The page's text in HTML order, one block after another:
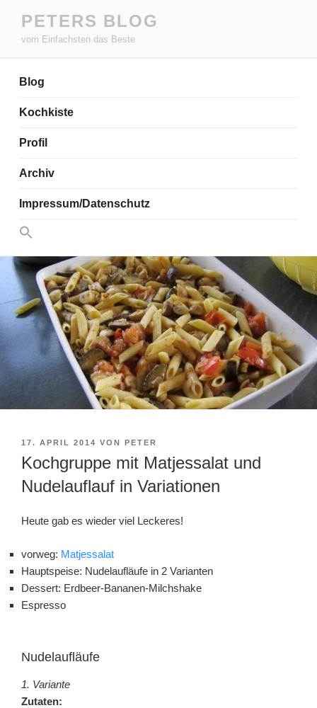
Inhalt
springen
PETERS BLOG
vom Einfachsten das Beste
Blog
Kochkiste
Profil
Archiv
Impressum/Datenschutz
Search
for:
VERÖFFENTLICHT
17. APRIL 2014 VON PETER
Kochgruppe mit Matjessalat und
Nudelauflauf in Variationen
Heute gab es wieder viel Leckeres!
vorweg: Matjessalat
Hauptspeise: Nudelaufläufe in 2 Varianten
Dessert: Erdbeer-Bananen-Milchshake
Espresso
Nudelaufläufe
1. Variante
Zutaten: